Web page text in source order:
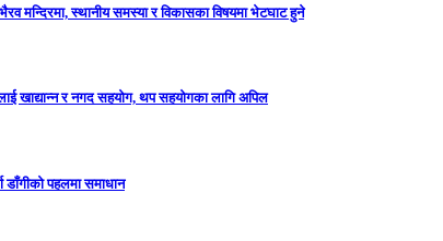
मन्दिरमा, स्थानीय समस्या र विकासका विषयमा भेटघाट हुने
खाद्यान्न र नगद सहयोग, थप सहयोगका लागि अपिल
डाँगीको पहलमा समाधान